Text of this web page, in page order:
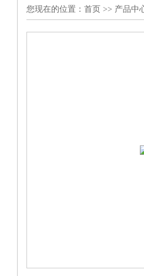
您现在的位置： 首页 >> 产品中